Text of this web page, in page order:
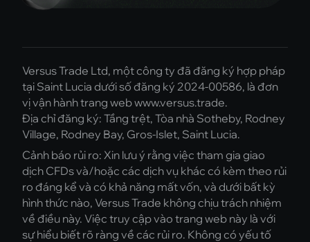
Versus Trade Ltd, một công ty đã đăng ký hợp pháp
tại Saint Lucia dưới số đăng ký 2024-00586, là đơn
vị vận hành trang web www.versus.trade.
Địa chỉ đăng ký: Tầng trệt, Tòa nhà Sotheby, Rodney
Village, Rodney Bay, Gros-Islet, Saint Lucia.
Cảnh báo rủi ro: Xin lưu ý rằng việc tham gia giao
dịch CFDs và/hoặc các dịch vụ khác có kèm theo rủi
ro đáng kể và có khả năng mất vốn, và dưới bất kỳ
hình thức nào, Versus Trade không chịu trách nhiệm
về điều này. Việc truy cập vào trang web này là với
sự hiểu biết rõ ràng về các rủi ro. Không có yếu tố